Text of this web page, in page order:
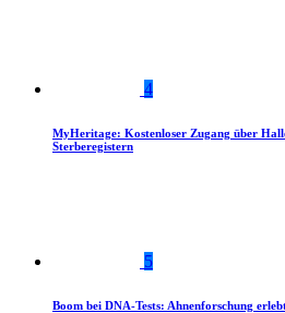
4
MyHeritage: Kostenloser Zugang über
Sterberegistern
5
Boom bei DNA-Tests: Ahnenforschung